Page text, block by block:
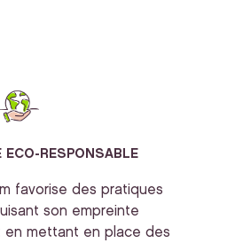
ECO-RESPONSABLE
favorise des pratiques
son empreinte
en mettant en place des